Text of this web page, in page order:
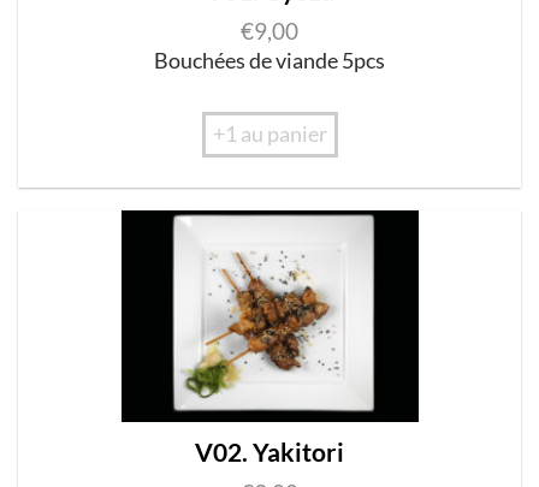
€9,00
Bouchéesdeviande5pcs
+1 au panier
V02. Yakitori